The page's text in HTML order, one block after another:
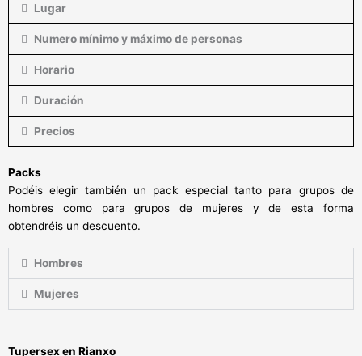
Lugar
Numero mínimo y máximo de personas
Horario
Duración
Precios
Packs
Podéis elegir también un pack especial tanto para grupos de
hombres como para grupos de mujeres y de esta forma
obtendréis un descuento.
Hombres
Mujeres
Tupersex en Rianxo